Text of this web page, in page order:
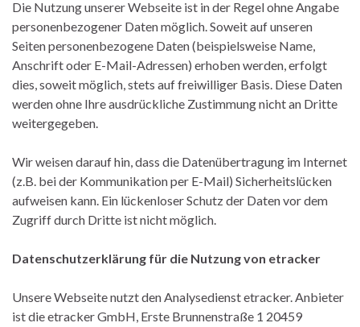
Die Nutzung unserer Webseite ist in der Regel ohne Angabe
personenbezogener Daten möglich. Soweit auf unseren
Seiten personenbezogene Daten (beispielsweise Name,
Anschrift oder E-Mail-Adressen) erhoben werden, erfolgt
dies, soweit möglich, stets auf freiwilliger Basis. Diese Daten
werden ohne Ihre ausdrückliche Zustimmung nicht an Dritte
weitergegeben.
Wir weisen darauf hin, dass die Datenübertragung im Internet
(z.B. bei der Kommunikation per E-Mail) Sicherheitslücken
aufweisen kann. Ein lückenloser Schutz der Daten vor dem
Zugriff durch Dritte ist nicht möglich.
Datenschutzerklärung für die Nutzung von etracker
Unsere Webseite nutzt den Analysedienst etracker. Anbieter
ist die etracker GmbH, Erste Brunnenstraße 1 20459